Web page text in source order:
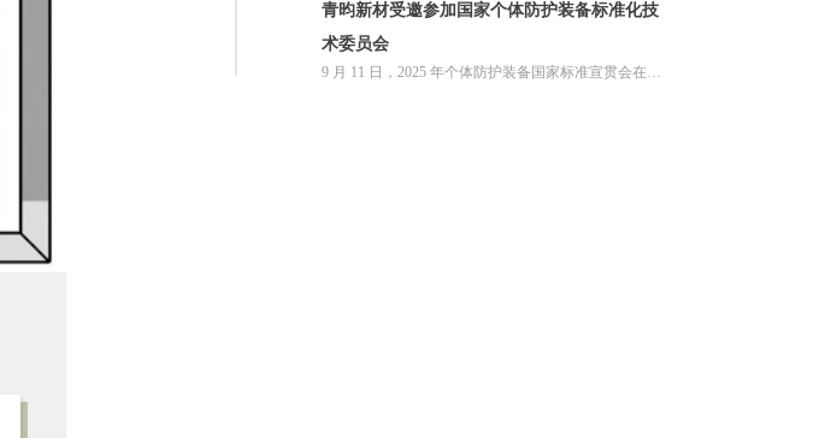
青昀新材受邀参加国家个体防护装备标准化技
术委员会
9 月 11 日，2025 年个体防护装备国家标准宣贯会在北